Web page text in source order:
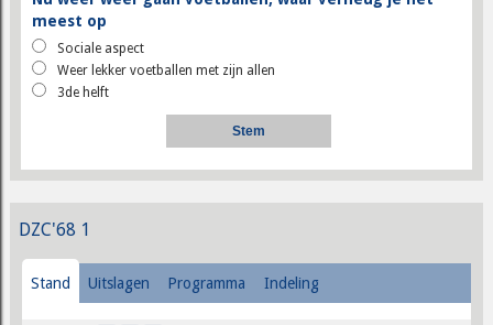
meest op
Sociale aspect
Weer lekker voetballen met zijn allen
3de helft
DZC'68 1
Stand Uitslagen Programma Indeling